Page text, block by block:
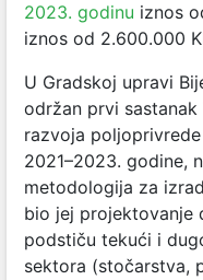
2023. godinu iznos
iznos od 2.600.000
U Gradskoj upravi
održan prvi
razvoja
2021–2023. godine,
metodologija za
bio jej projektovanje
podstiču tekući i
sektora (stočarstva,